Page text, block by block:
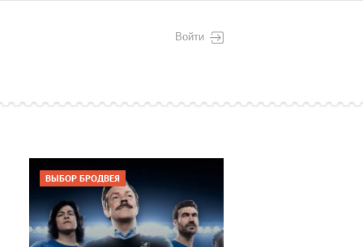
Войти
ВЫБОР БРОДВЕЯ